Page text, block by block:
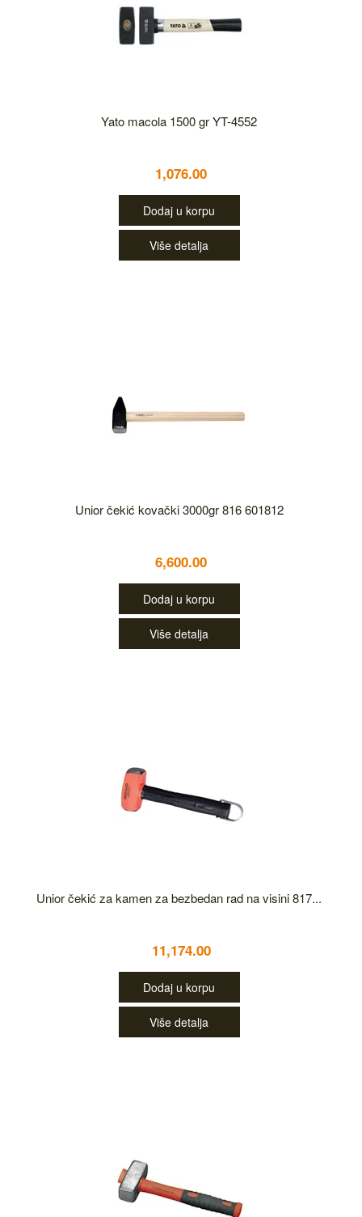
Yato macola 1500 gr YT-4552
1,076.00
Dodaj u korpu
Više detalja
Unior čekić kovački 3000gr 816 601812
6,600.00
Dodaj u korpu
Više detalja
Unior čekić za kamen za bezbedan rad na visini 817...
11,174.00
Dodaj u korpu
Više detalja